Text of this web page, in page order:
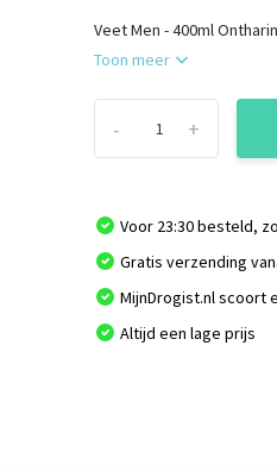
Veet Men - 400ml
Toon meer
+
-
Voor 23:30 besteld,
Gratis verzending
MijnDrogist.nl scoort
Altijd een lage prijs